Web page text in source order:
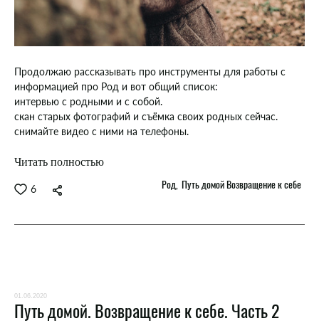
6 Род Путь домой Возвращение к себе
Продолжаю рассказывать про инструменты для работы с
информацией про Род и вот общий список:
интервью с родными и с собой.
скан старых фотографий и съёмка своих родных сейчас.
снимайте видео с ними на телефоны.
Читать полностью
01.06.2020
Путь домой. Возвращение к себе. Часть 2